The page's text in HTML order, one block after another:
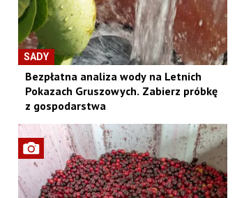
SADY
Bezpłatna analiza wody na Letnich
Pokazach Gruszowych. Zabierz próbkę
z gospodarstwa